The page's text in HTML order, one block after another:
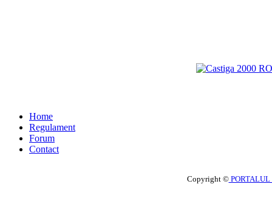
Home
Regulament
Forum
Contact
Copyright ©PORTALUL